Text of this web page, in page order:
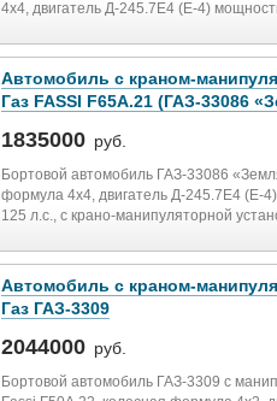
4х4, двигатель Д-245.7Е4 (Е-4)
Автомобиль с краном-
Газ FASSI F65A.21 (ГАЗ-33086
1835000 руб.
Бортовой автомобиль ГАЗ-33086
формула 4х4, двигатель Д-245.7Е4 (Е-
125 л.с., с крано-манипуляторной
Автомобиль с краном-
Газ ГАЗ-3309
2044000 руб.
Бортовой автомобиль ГАЗ-3309 с